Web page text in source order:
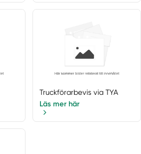
Truckförarbevis via TYA
Läs mer här